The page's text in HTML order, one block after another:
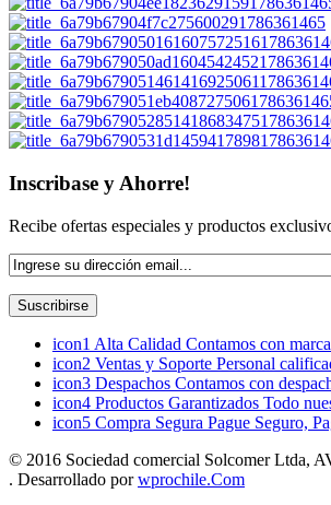
Inscribase y Ahorre!
Recibe ofertas especiales y productos
icon1 Alta Calidad Contamos con
icon2 Ventas y Soporte Personal
icon3 Despachos Contamos con
icon4 Productos Garantizados Todo
icon5 Compra Segura Pague Seguro,
© 2016 Sociedad comercial Solcomer Ltda,
. Desarrollado porwprochile.Com